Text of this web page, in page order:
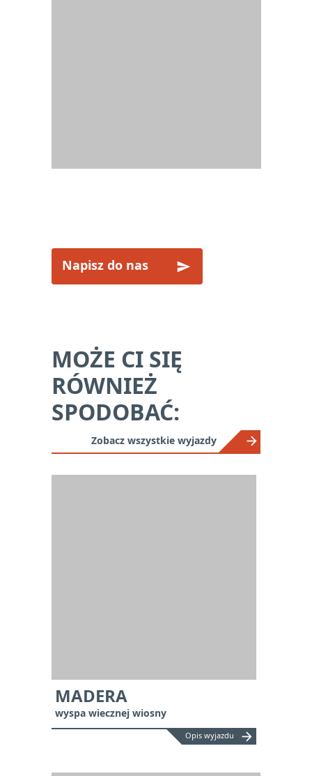
Napisz do nas
MOŻE CI SIĘ
RÓWNIEŻ
SPODOBAĆ:
Zobacz wszystkie wyjazdy
MADERA
wyspa wiecznej wiosny
Opis wyjazdu arrow_forward